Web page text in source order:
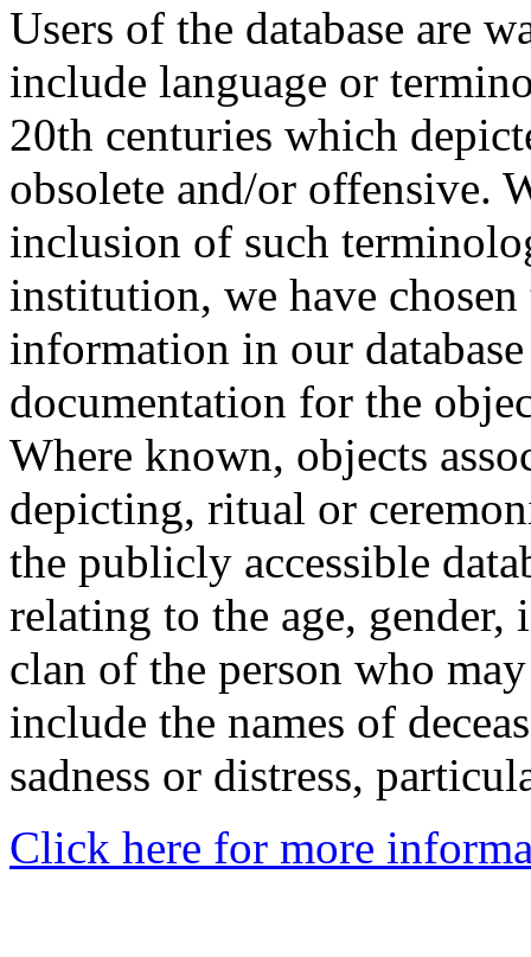
Users of the database are
include language or
20th centuries which
obsolete and/or offensive.
inclusion of such
institution, we have
information in our
documentation for the
Where known, objects
depicting, ritual or
the publicly accessible
relating to the age,
clan of the person who
include the names of
sadness or distress,
Click here for more